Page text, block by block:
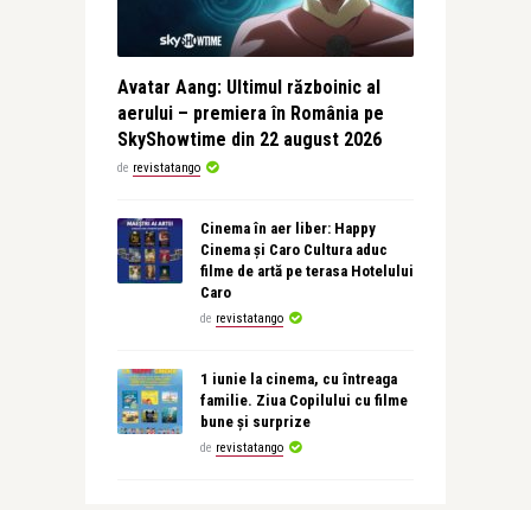
Avatar Aang: Ultimul războinic al
aerului – premiera în România pe
SkyShowtime din 22 august 2026
de revistatango
Cinema în aer liber: Happy
Cinema și Caro Cultura aduc
filme de artă pe terasa Hotelului
Caro
de revistatango
1 iunie la cinema, cu întreaga
familie. Ziua Copilului cu filme
bune și surprize
de revistatango